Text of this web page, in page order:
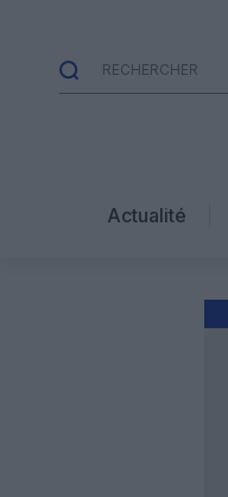
Actualité